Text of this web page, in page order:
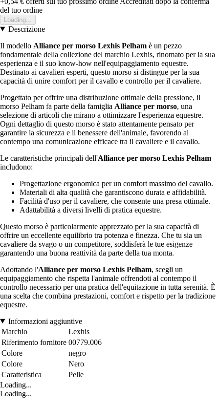
del tuo ordine
Loading...
Descrizione
Il modello Alliance per morso Lexhis Pelham è un pezzo
fondamentale della collezione del marchio Lexhis, rinomato per la sua
esperienza e il suo know-how nell'equipaggiamento equestre.
Destinato ai cavalieri esperti, questo morso si distingue per la sua
capacità di unire comfort per il cavallo e controllo per il cavaliere.
Progettato per offrire una distribuzione ottimale della pressione, il
morso Pelham fa parte della famiglia Alliance per morso, una
selezione di articoli che mirano a ottimizzare l'esperienza equestre.
Ogni dettaglio di questo morso è stato attentamente pensato per
garantire la sicurezza e il benessere dell'animale, favorendo al
contempo una comunicazione efficace tra il cavaliere e il cavallo.
Le caratteristiche principali dell'Alliance per morso Lexhis Pelham
includono:
Progettazione ergonomica per un comfort massimo del cavallo.
Materiali di alta qualità che garantiscono durata e affidabilità.
Facilità d'uso per il cavaliere, che consente una presa ottimale.
Adattabilità a diversi livelli di pratica equestre.
Questo morso è particolarmente apprezzato per la sua capacità di
offrire un eccellente equilibrio tra potenza e finezza. Che tu sia un
cavaliere da svago o un competitore, soddisferà le tue esigenze
garantendo una buona reattività da parte della tua monta.
Adottando l'Alliance per morso Lexhis Pelham, scegli un
equipaggiamento che rispetta l'animale offrendoti al contempo il
controllo necessario per una pratica dell'equitazione in tutta serenità. È
una scelta che combina prestazioni, comfort e rispetto per la tradizione
equestre.
Informazioni aggiuntive
Marchio
Lexhis
Riferimento fornitore 00779.006
Colore
negro
Colore
Nero
Caratteristica
Pelle
Loading...
Loading...